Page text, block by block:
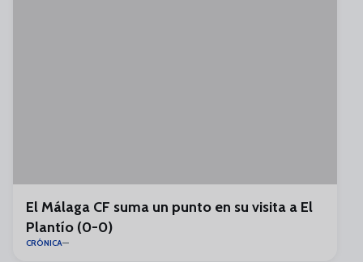
El Málaga CF suma un punto en su visita a El
Plantío (0-0)
CRÓNICA